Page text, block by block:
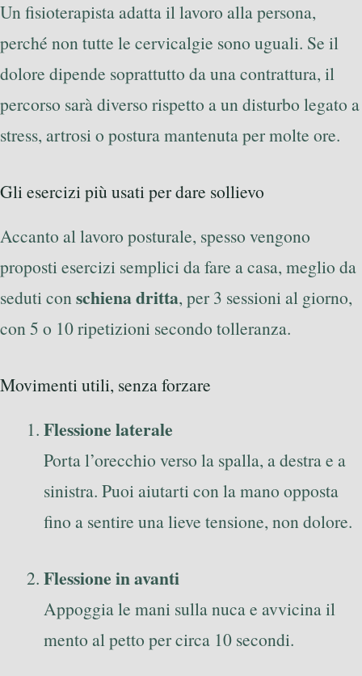
Un fisioterapista adatta il lavoro alla persona,
perché non tutte le cervicalgie sono uguali. Se il
dolore dipende soprattutto da una contrattura, il
percorso sarà diverso rispetto a un disturbo legato a
stress, artrosi o postura mantenuta per molte ore.
Gli esercizi più usati per dare sollievo
Accanto al lavoro posturale, spesso vengono
proposti esercizi semplici da fare a casa, meglio da
seduti con schiena dritta, per 3 sessioni al giorno,
con 5 o 10 ripetizioni secondo tolleranza.
Movimenti utili, senza forzare
Flessione laterale
Porta l’orecchio verso la spalla, a destra e a
sinistra. Puoi aiutarti con la mano opposta
fino a sentire una lieve tensione, non dolore.
Flessione in avanti
Appoggia le mani sulla nuca e avvicina il
mento al petto per circa 10 secondi.